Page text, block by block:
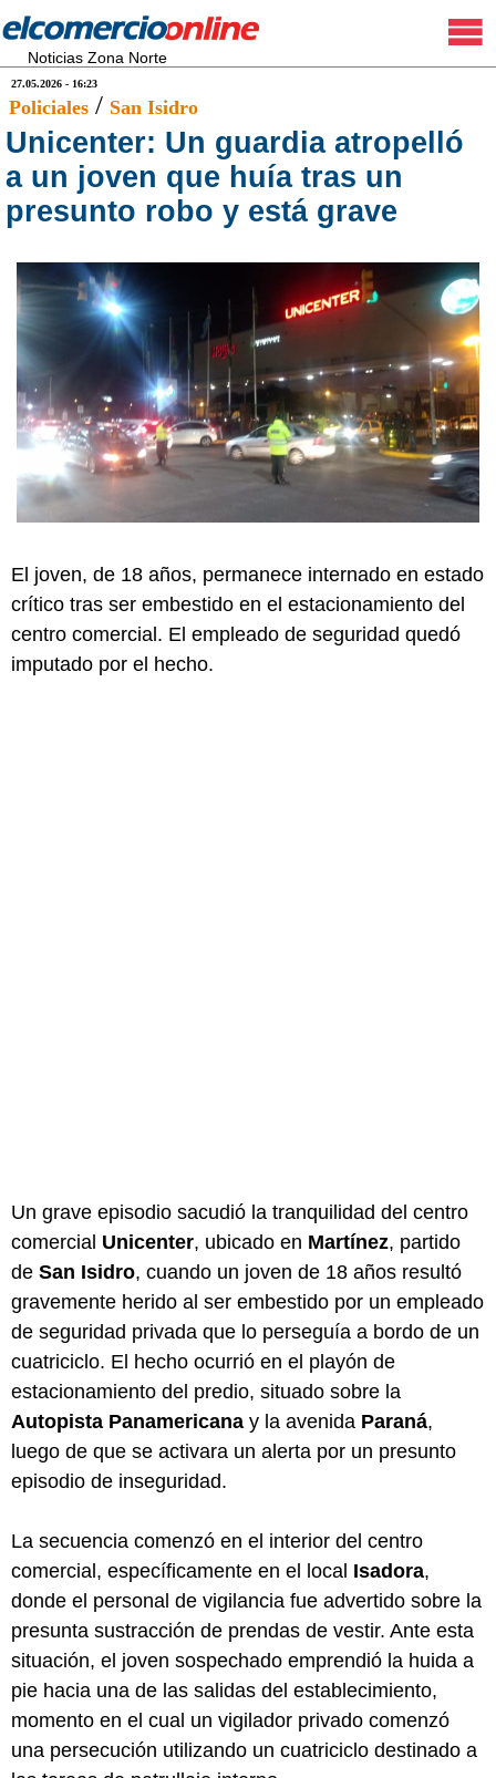
Noticias Zona Norte
27.05.2026 - 16:23
Policiales / San Isidro
Unicenter: Un guardia atropelló
a un joven que huía tras un
presunto robo y está grave
El joven, de 18 años, permanece internado en estado
crítico tras ser embestido en el estacionamiento del
centro comercial. El empleado de seguridad quedó
imputado por el hecho.
Un grave episodio sacudió la tranquilidad del centro
comercial Unicenter, ubicado en Martínez, partido
de San Isidro, cuando un joven de 18 años resultó
gravemente herido al ser embestido por un empleado
de seguridad privada que lo perseguía a bordo de un
cuatriciclo. El hecho ocurrió en el playón de
estacionamiento del predio, situado sobre la
Autopista Panamericana y la avenida Paraná,
luego de que se activara un alerta por un presunto
episodio de inseguridad.
La secuencia comenzó en el interior del centro
comercial, específicamente en el local Isadora,
donde el personal de vigilancia fue advertido sobre la
presunta sustracción de prendas de vestir. Ante esta
situación, el joven sospechado emprendió la huida a
pie hacia una de las salidas del establecimiento,
momento en el cual un vigilador privado comenzó
una persecución utilizando un cuatriciclo destinado a